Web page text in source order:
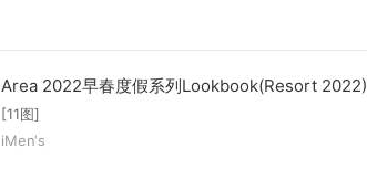
Area 2022早春度假系列Lookbook(Resort 2022)
[11图]
iMen‘s